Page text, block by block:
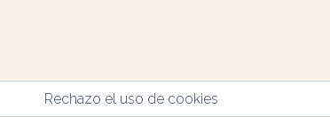
Rechazo el uso de cookies